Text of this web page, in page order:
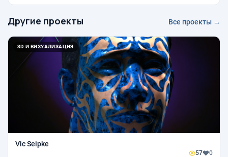
Другие проекты Все проекты →
3D И ВИЗУАЛИЗАЦИЯ
Vic Seipke
57 0